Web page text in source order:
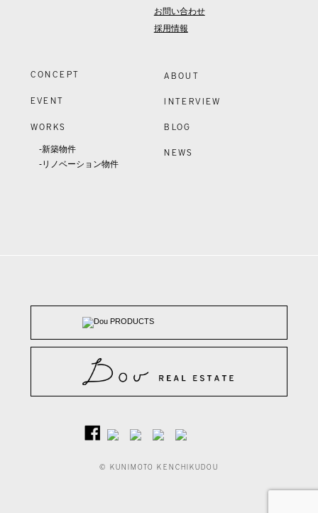
お問い合わせ
採用情報
CONCEPT
EVENT
WORKS
-新築物件
-リノベーション物件
ABOUT
INTERVIEW
BLOG
NEWS
© KUNIMOTO KENCHIKUDOU